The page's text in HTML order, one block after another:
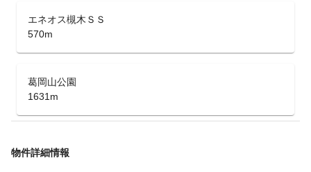
エネオス槻木ＳＳ
570m
葛岡山公園
1631m
物件詳細情報